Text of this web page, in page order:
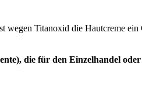
wegen Titanoxid die Hautcreme
die für den Einzelhandel